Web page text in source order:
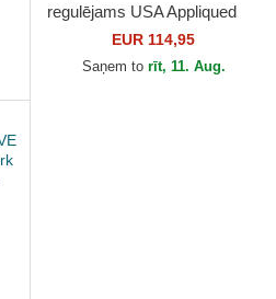
regulējams USA Appliqued
Twill no Polo Ralph Lauren
EUR 114,95
Saņem to rīt, 11. Aug.